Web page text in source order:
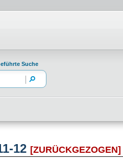
Suche
12 [ZURÜCKGEZOGEN]